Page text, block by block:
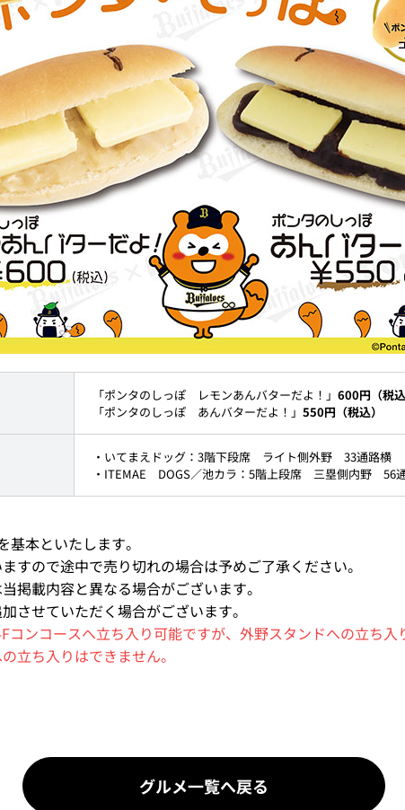
「ポンタのしっぽ レモンあんバターだよ！」 600円（税込
「ポンタのしっぽ あんバターだよ！」 550円（税込）
・いてまえドッグ：3階下段席 ライト側外野 33通路横
・ITEMAE DOGS／池カラ：5階上段席 三塁側内野 56
本といたします。
すので途中で売り切れの場合は予めご了承ください。
掲載内容と異なる場合がございます。
させていただく場合がございます。
ンコースへ立ち入り可能ですが、外野スタンドへの立ち入
立ち入りはできません。
グルメ一覧へ戻る